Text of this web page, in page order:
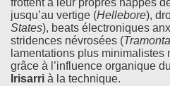
frottent à leur propres nappes
jusqu’au vertige (Hellebore),
States), beats électroniques
stridences névrosées (
lamentations plus minimalistes
grâce à l’influence organique
Irisarri à la technique.